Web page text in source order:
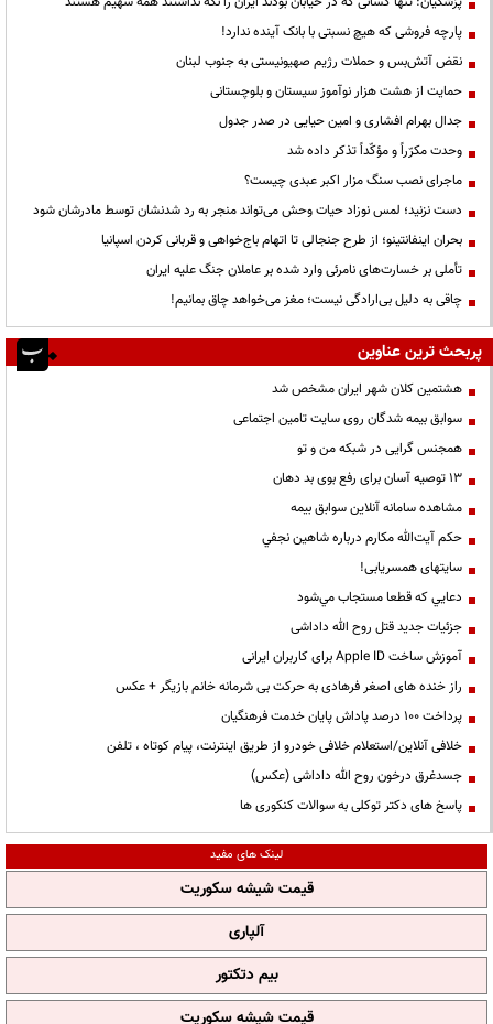
پارچه فروشی که هیچ نسبتی با بانک آینده ندارد!
نقض آتش‌بس و حملات رژیم صهیونیستی به جنوب لبنان
حمایت از هشت هزار نوآموز سیستان و بلوچستانی
جدال بهرام افشاری و امین حیایی در صدر جدول
وحدت مکرّراً و مؤکّداً تذکر داده شد
ماجرای نصب سنگ مزار اکبر عبدی چیست؟
دست نزنید؛ لمس نوزاد حیات وحش می‌تواند منجر به رد شدنشان توسط مادرشان شود
بحران اینفانتینو؛ از طرح جنجالی تا اتهام باج‌خواهی و قربانی کردن اسپانیا
تأملی بر خسارت‌های نامرئی وارد شده بر عاملان جنگ علیه ایران
چاقی به دلیل بی‌ارادگی نیست؛ مغز می‌خواهد چاق بمانیم!
پربحث ترین عناوین
هشتمین کلان شهر ایران مشخص شد
سوابق بیمه شدگان روی سایت تامین اجتماعی
همجنس گرایی در شبکه من و تو
13 توصیه آسان برای رفع بوی بد دهان
مشاهده سامانه آنلاين سوابق بیمه
حكم آيت‌الله مكارم درباره شاهين نجفي
سایتهای همسریابی!
دعايي كه قطعا مستجاب مي‌شود
جزئیات جدید قتل روح الله داداشی
آموزش ساخت Apple ID برای کاربران ایرانی
راز خنده های اصغر فرهادی به حرکت بی شرمانه خانم بازیگر + عکس
پرداخت ۱۰۰ درصد پاداش پایان خدمت فرهنگیان
خلافی آنلاین/استعلام خلافی خودرو از طریق اینترنت، پیام کوتاه ، تلفن
جسدغرق درخون روح الله داداشی (عکس)
پاسخ های دکتر توکلی به سوالات کنکوری ها
لینک های مفید
قیمت شیشه سکوریت
آلپاری
بیم دتکتور
قیمت شیشه سکوریت